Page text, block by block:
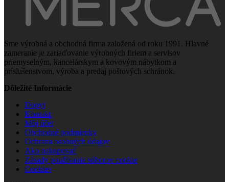
Sme výrobná a obchodná firma založená od roku 1991. Hlavné
zameranie je zariaďovanie výrobných firiem a servisov
priemyselným, kancelárskym a kovovým nábytkom a
príslušenstvom, výroba a predaj poštových schránok.
Dôležité Informácie
Dopyt
Kontakt
Môj účet
Obchodné podmienky
Ochrana osobných údajov
Ako nakupovať
Zásady používania súborov cookie
Cookies